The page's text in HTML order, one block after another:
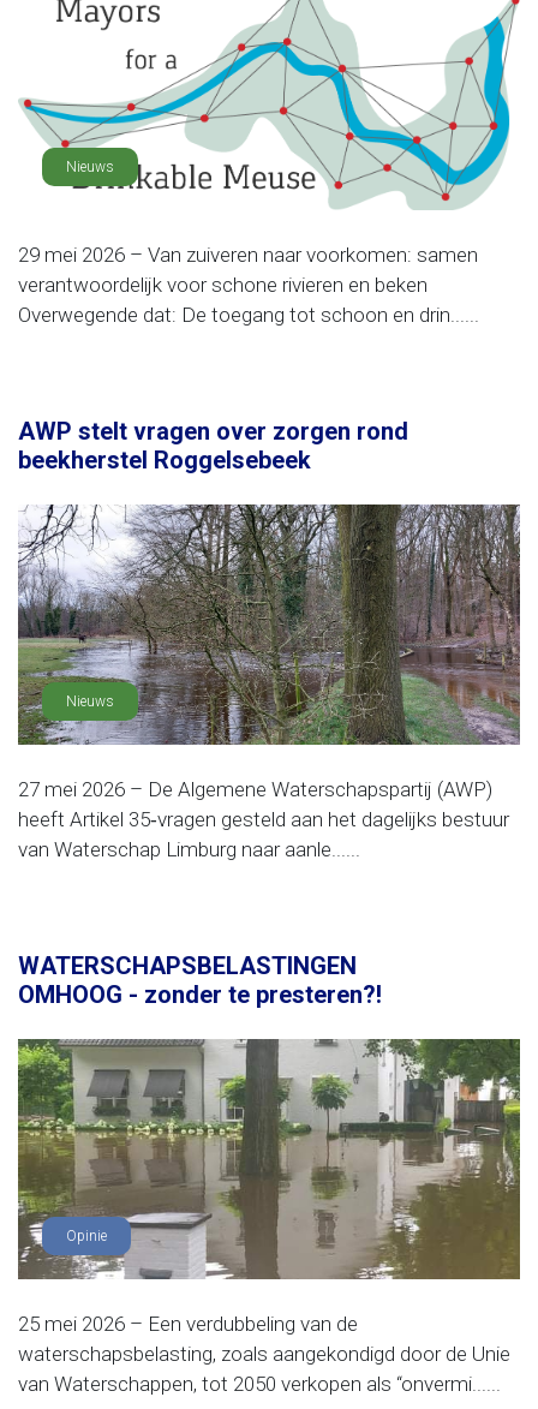
Nieuws
29 mei 2026 – Van zuiveren naar voorkomen: samen
verantwoordelijk voor schone rivieren en beken
Overwegende dat: De toegang tot schoon en drin......
AWP stelt vragen over zorgen rond
beekherstel Roggelsebeek
Nieuws
27 mei 2026 – De Algemene Waterschapspartij (AWP)
heeft Artikel 35‑vragen gesteld aan het dagelijks bestuur
van Waterschap Limburg naar aanle......
WATERSCHAPSBELASTINGEN
OMHOOG - zonder te presteren?!
Opinie
25 mei 2026 – Een verdubbeling van de
waterschapsbelasting, zoals aangekondigd door de Unie
van Waterschappen, tot 2050 verkopen als “onvermi......